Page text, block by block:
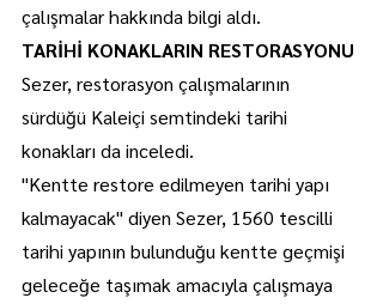
çalışmalar hakkında bilgi aldı.
TARİHİ KONAKLARIN RESTORASYONU
Sezer, restorasyon çalışmalarının
sürdüğü Kaleiçi semtindeki tarihi
konakları da inceledi.
"Kentte restore edilmeyen tarihi yapı
kalmayacak" diyen Sezer, 1560 tescilli
tarihi yapının bulunduğu kentte geçmişi
geleceğe taşımak amacıyla çalışmaya